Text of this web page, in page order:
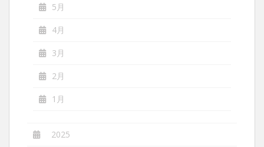
5月
4月
3月
2月
1月
2025